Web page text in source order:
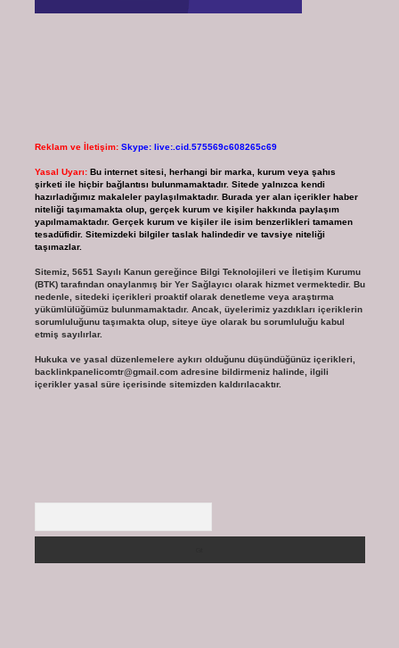
Reklam ve İletişim: Skype: live:.cid.575569c608265c69
Yasal Uyarı: Bu internet sitesi, herhangi bir marka, kurum veya şahıs
şirketi ile hiçbir bağlantısı bulunmamaktadır. Sitede yalnızca kendi
hazırladığımız makaleler paylaşılmaktadır. Burada yer alan içerikler haber
niteliği taşımamakta olup, gerçek kurum ve kişiler hakkında paylaşım
yapılmamaktadır. Gerçek kurum ve kişiler ile isim benzerlikleri tamamen
tesadüfidir. Sitemizdeki bilgiler taslak halindedir ve tavsiye niteliği
taşımazlar.
Sitemiz, 5651 Sayılı Kanun gereğince Bilgi Teknolojileri ve İletişim Kurumu
(BTK) tarafından onaylanmış bir Yer Sağlayıcı olarak hizmet vermektedir. Bu
nedenle, sitedeki içerikleri proaktif olarak denetleme veya araştırma
yükümlülüğümüz bulunmamaktadır. Ancak, üyelerimiz yazdıkları içeriklerin
sorumluluğunu taşımakta olup, siteye üye olarak bu sorumluluğu kabul
etmiş sayılırlar.
Hukuka ve yasal düzenlemelere aykırı olduğunu düşündüğünüz içerikleri,
backlinkpanelicomtr@gmail.comadresine bildirmeniz halinde, ilgili
içerikler yasal süre içerisinde sitemizden kaldırılacaktır.